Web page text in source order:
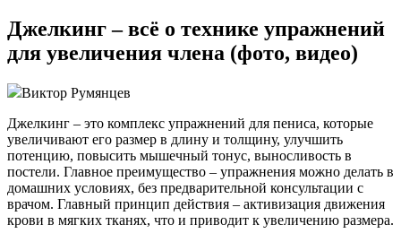
Джелкинг – всё о технике упражнений
для увеличения члена (фото, видео)
Виктор Румянцев
Джелкинг – это комплекс упражнений для пениса, которые
увеличивают его размер в длину и толщину, улучшить
потенцию, повысить мышечный тонус, выносливость в
постели. Главное преимущество – упражнения можно делать в
домашних условиях, без предварительной консультации с
врачом. Главный принцип действия – активизация движения
крови в мягких тканях, что и приводит к увеличению размера.